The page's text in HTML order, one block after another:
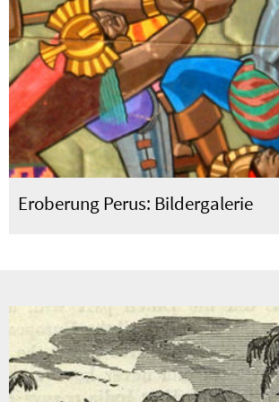
Eroberung Perus: Bildergalerie